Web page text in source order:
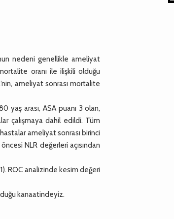
nedeni genellikle ameliyat
oranı ile ilişkili olduğu
ameliyat sonrası mortalite
yaş arası, ASA puanı 3 olan,
çalışmaya dahil edildi. Tüm
ameliyat sonrası birinci
NLR değerleri açısından
ROC analizinde kesim değeri
kanaatindeyiz.